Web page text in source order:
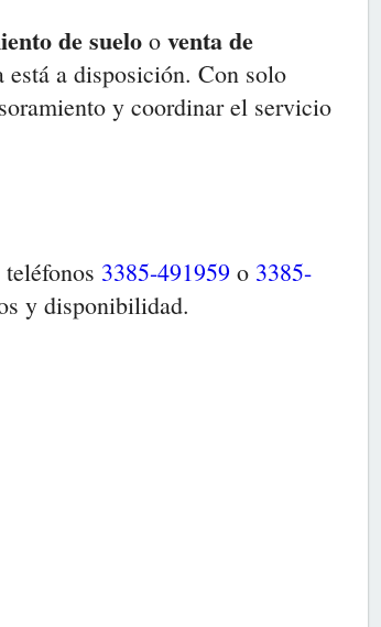
de suelo o venta de
a disposición. Con solo
y coordinar el servicio
3385-491959 o 3385-
y disponibilidad.